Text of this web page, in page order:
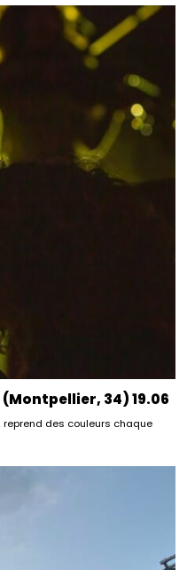
34) 19.06
reprend des couleurs chaque